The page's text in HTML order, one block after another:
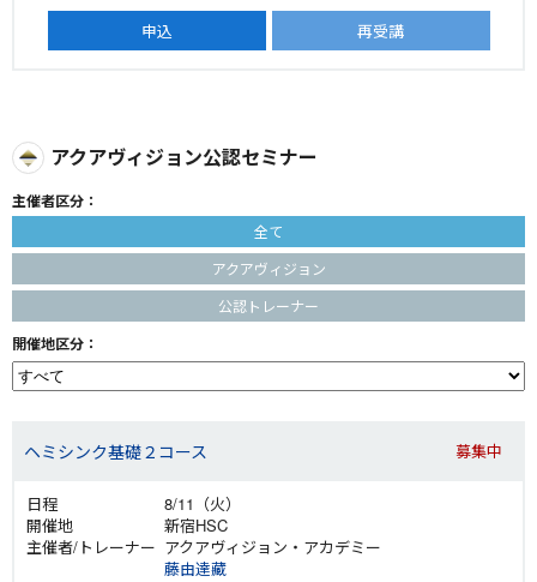
申込
再受講
アクアヴィジョン公認セミナー
主催者区分：
全て
アクアヴィジョン
公認トレーナー
開催地区分：
ヘミシンク基礎２コース 募集中
8/11（火）
新宿HSC
アクアヴィジョン・アカデミー
藤由達藏